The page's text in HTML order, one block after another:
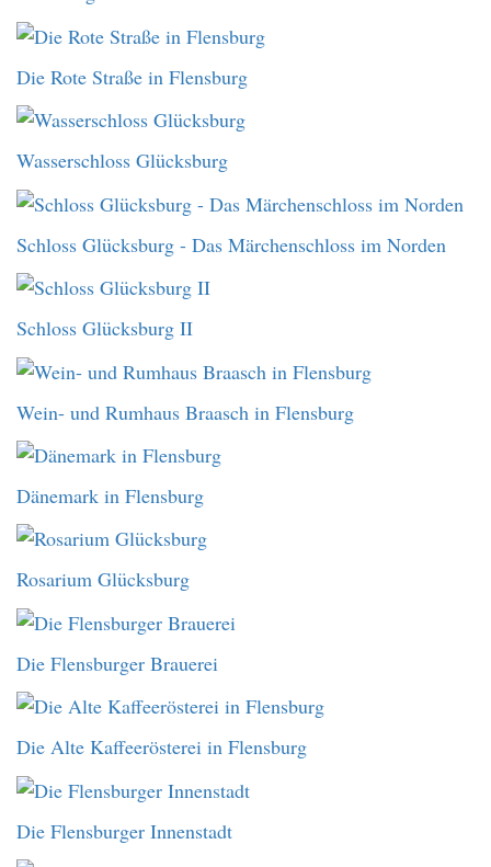
Die Rote Straße in Flensburg
Wasserschloss Glücksburg
Schloss Glücksburg - Das Märchenschloss im Norden
Schloss Glücksburg II
Wein- und Rumhaus Braasch in Flensburg
Dänemark in Flensburg
Rosarium Glücksburg
Die Flensburger Brauerei
Die Alte Kaffeerösterei in Flensburg
Die Flensburger Innenstadt